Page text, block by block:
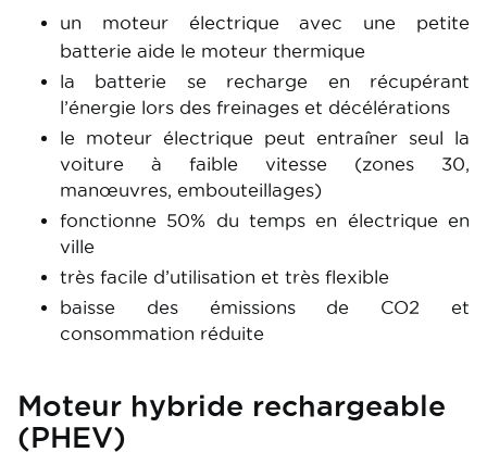
un moteur électrique avec une petite
batterie aide le moteur thermique
la batterie se recharge en récupérant
l’énergie lors des freinages et décélérations
le moteur électrique peut entraîner seul la
voiture à faible vitesse (zones 30,
manœuvres, embouteillages)
fonctionne 50% du temps en électrique en
ville
très facile d’utilisation et très flexible
baisse des émissions de CO2 et
consommation réduite
Moteur hybride rechargeable
(PHEV)